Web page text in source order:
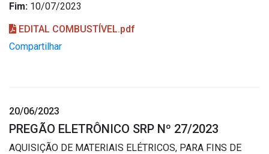
Fim: 10/07/2023
EDITAL COMBUSTÍVEL.pdf
Compartilhar
20/06/2023
PREGÃO ELETRÔNICO SRP Nº 27/2023
AQUISIÇÃO DE MATERIAIS ELÉTRICOS, PARA FINS DE